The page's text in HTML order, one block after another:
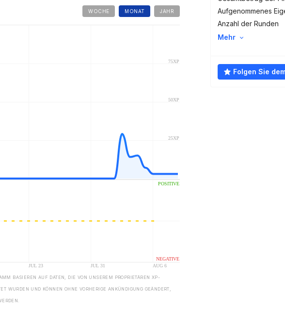
Aufgenommenes
Anzahl der Runden
Mehr
Folgen Sie
WOCHE MONAT JAHR
BASIEREN AUF DATEN, DIE VON UNSEREM PROPRIETÄREN XP-
WURDEN UND KÖNNEN OHNE VORHERIGE ANKÜNDIGUNG GEÄNDERT,